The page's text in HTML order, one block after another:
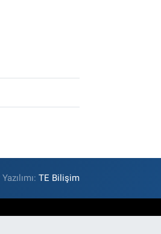
TE Bilişim